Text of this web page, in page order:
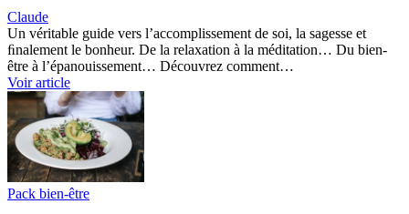
Claude
Un véritable guide vers l’accomplissement de soi, la sagesse et
ﬁnalement le bonheur. De la relaxation à la méditation… Du bien-
être à l’épanouissement… Découvrez comment…
Voir article
Pack bien-être